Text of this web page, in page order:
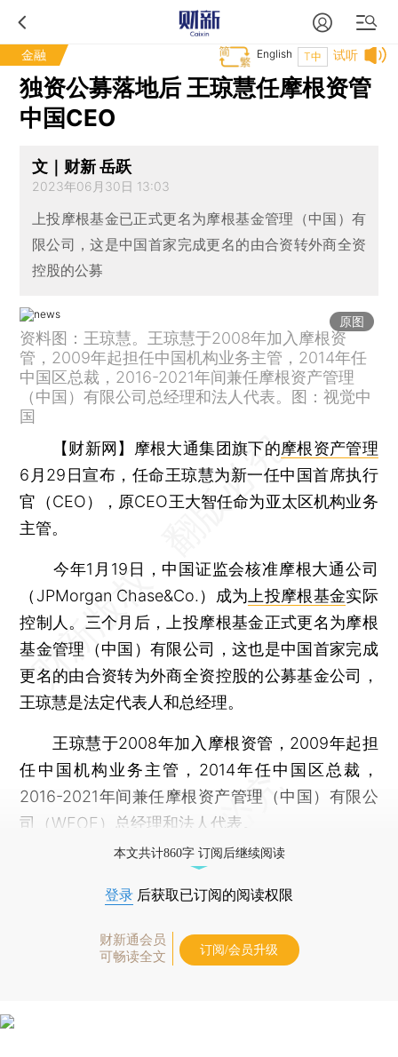
金融 试听
T中
English
独资公募落地后 王琼慧任摩根资管
中国CEO
文｜财新 岳跃
2023年06月30日 13:03
上投摩根基金已正式更名为摩根基金管理（中国）有
限公司，这是中国首家完成更名的由合资转外商全资
控股的公募
原图
资料图：王琼慧。王琼慧于2008年加入摩根资
管，2009年起担任中国机构业务主管，2014年任
中国区总裁，2016-2021年间兼任摩根资产管理
（中国）有限公司总经理和法人代表。图：视觉中
国
【财新网】
摩根大通集团旗下的摩根资产管理
6月29日宣布，任命王琼慧为新一任中国首席执行
官（CEO），原CEO王大智任命为亚太区机构业务
主管。
今年1月19日，中国证监会核准摩根大通公司
（JPMorgan Chase&Co.）成为 上投摩根基金实际
控制人。三个月后，上投摩根基金正式更名为摩根
基金管理（中国）有限公司，这也是中国首家完成
更名的由合资转为外商全资控股的公募基金公司，
王琼慧是法定代表人和总经理。
王琼慧于2008年加入摩根资管，2009年起担
任中国机构业务主管，2014年任中国区总裁，
2016-2021年间兼任摩根资产管理（中国）有限公
司（WFOE）总经理和法人代表。
本文共计860字 订阅后继续阅读
登录 后获取已订阅的阅读权限
财新通会员
可畅读全文
订阅/会员升级